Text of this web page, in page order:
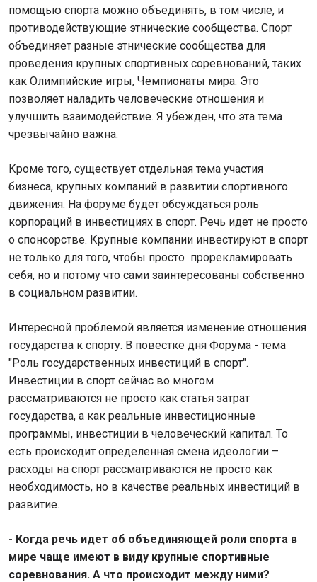
помощью спорта можно объединять, в том числе, и
противодействующие этнические сообщества. Спорт
объединяет разные этнические сообщества для
проведения крупных спортивных соревнований, таких
как Олимпийские игры, Чемпионаты мира. Это
позволяет наладить человеческие отношения и
улучшить взаимодействие. Я убежден, что эта тема
чрезвычайно важна.
Кроме того, существует отдельная тема участия
бизнеса, крупных компаний в развитии спортивного
движения. На форуме будет обсуждаться роль
корпораций в инвестициях в спорт. Речь идет не просто
о спонсорстве. Крупные компании инвестируют в спорт
не только для того, чтобы просто прорекламировать
себя, но и потому что сами заинтересованы собственно
в социальном развитии.
Интересной проблемой является изменение отношения
государства к спорту. В повестке дня Форума - тема
"Роль государственных инвестиций в спорт".
Инвестиции в спорт сейчас во многом
рассматриваются не просто как статья затрат
государства, а как реальные инвестиционные
программы, инвестиции в человеческий капитал. То
есть происходит определенная смена идеологии –
расходы на спорт рассматриваются не просто как
необходимость, но в качестве реальных инвестиций в
развитие.
- Когда речь идет об объединяющей роли спорта в
мире чаще имеют в виду крупные спортивные
соревнования. А что происходит между ними?